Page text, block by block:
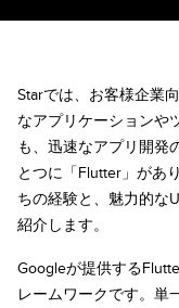
Starでは、お客様企業
なアプリケーションや
も、迅速なアプリ開発
とつに「Flutter」があ
ちの経験と、魅力的な
紹介します。
Googleが提供する
レームワークです。単